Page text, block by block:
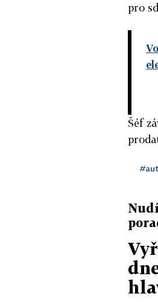
pro
Šéf